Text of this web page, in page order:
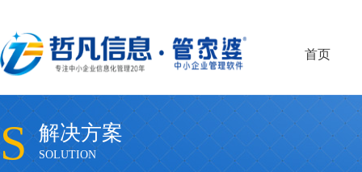
首页
S 解决方案
SOLUTION